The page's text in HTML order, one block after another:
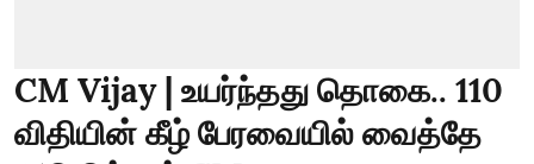
CM Vijay | உயர்ந்தது தொகை.. 110
விதியின் கீழ் பேரவையில் வைத்தே